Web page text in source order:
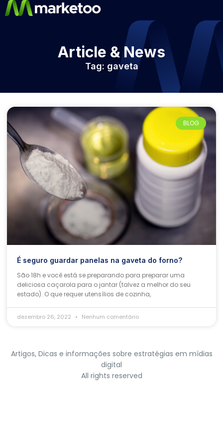
Article & News
Tag: gaveta
BLOG
É seguro guardar panelas na gaveta do forno?
São 18h e você está se preparando para preparar uma
deliciosa caçarola para o jantar (talvez a melhor do seu
estado). O que requer utensílios de cozinha,
dezembro 26, 2022 Nenhum comentário
Artigos, Dicas e informações sobre estratégias em mídias
digital
All rights reserved